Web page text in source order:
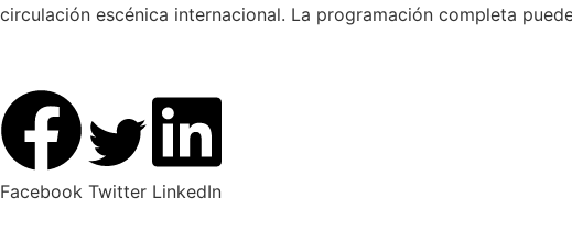
circulación escénica internacional. La programación completa
Facebook Twitter LinkedIn